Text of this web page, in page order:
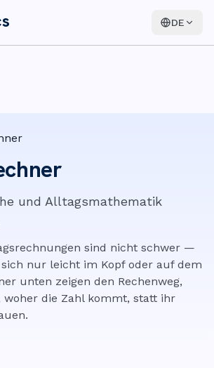
DE
und Alltagsmathematik
sind nicht schwer —
nur leicht im Kopf oder auf dem
unten zeigen den Rechenweg,
woher die Zahl kommt, statt ihr